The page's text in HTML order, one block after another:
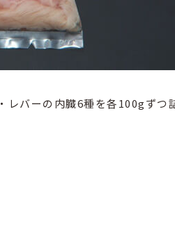
バーの内臓6種を各100gずつ